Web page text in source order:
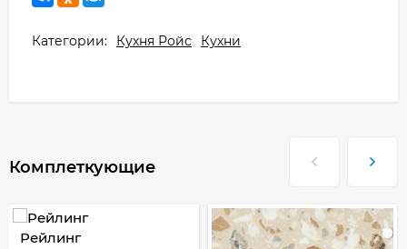
Категории: Кухня Ройс Кухни
Комплеткующие
Рейлинг